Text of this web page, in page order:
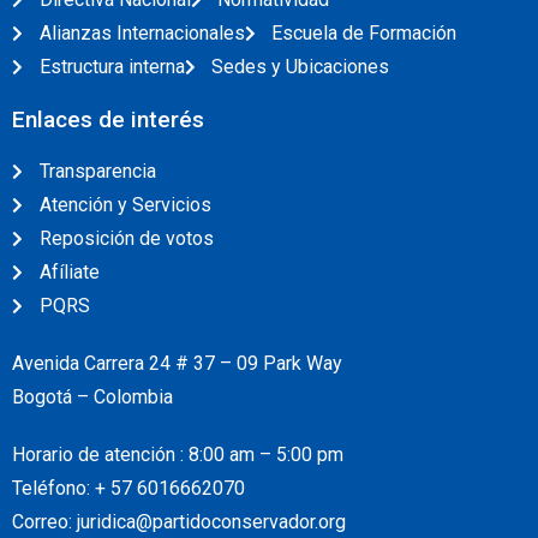
Alianzas Internacionales
Escuela de Formación
Estructura interna
Sedes y Ubicaciones
Enlaces de interés
Transparencia
Atención y Servicios
Reposición de votos
Afíliate
PQRS
Avenida Carrera 24 # 37 – 09 Park Way
Bogotá – Colombia
Horario de atención : 8:00 am – 5:00 pm
Teléfono: + 57 6016662070
Correo: juridica@partidoconservador.org